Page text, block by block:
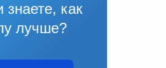
знаете, как
лучше?